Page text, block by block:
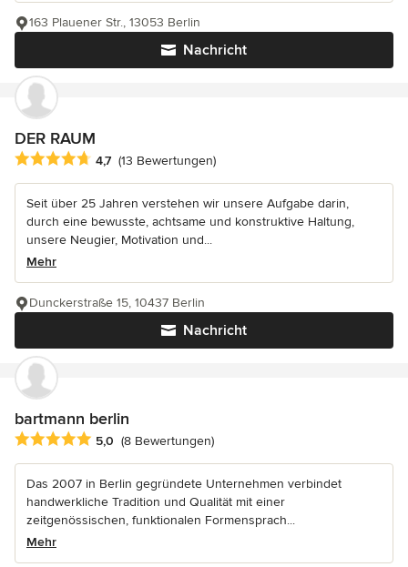
Nachricht
163 Plauener Str., 13053 Berlin
DER RAUM
Durchschnittliche Bewertung: 4.7 von 5 Sternen
4,7 (13 Bewertungen)
Seit über 25 Jahren verstehen wir unsere Aufgabe darin,
durch eine bewusste, achtsame und konstruktive Haltung,
unsere Neugier, Motivation und...
Mehr
Nachricht
Dunckerstraße 15, 10437 Berlin
bartmann berlin
Durchschnittliche Bewertung: 5 von 5 Sternen
5,0 (8 Bewertungen)
Das 2007 in Berlin gegründete Unternehmen verbindet
handwerkliche Tradition und Qualität mit einer
zeitgenössischen, funktionalen Formensprach...
Mehr